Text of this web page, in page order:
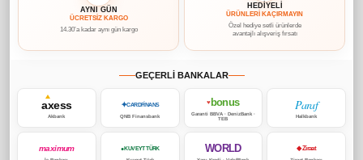
AYNI GÜN
ÜCRETSİZ KARGO
14.30’a kadar aynı gün kargo
HEDİYELİ
ÜRÜNLERİ KAÇIRMAYIN
Özel hediye setli ürünlerde
avantajlı alışveriş fırsatı
GEÇERLİ BANKALAR
axess
Akbank
✦CARDFİNANS
QNB Finansbank
♥bonus
Garanti BBVA · DenizBank ·
TEB
Paraf
Halkbank
maximum ● KUVEYT TÜRK WORLD ◆ Ziraat